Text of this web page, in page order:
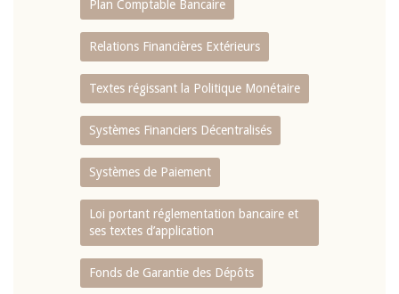
Plan Comptable Bancaire
Relations Financières Extérieurs
Textes régissant la Politique Monétaire
Systèmes Financiers Décentralisés
Systèmes de Paiement
Loi portant réglementation bancaire et
ses textes d’application
Fonds de Garantie des Dépôts